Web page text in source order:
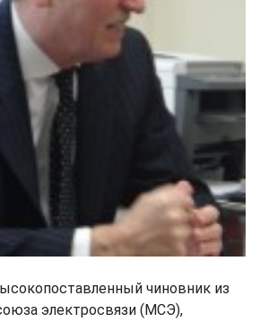
чиновник из
электросвязи (МСЭ),